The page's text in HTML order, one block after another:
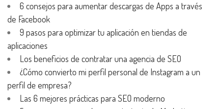
6 consejos para aumentar descargas de Apps a través
de Facebook
9 pasos para optimizar tu aplicación en tiendas de
aplicaciones
Los beneficios de contratar una agencia de SEO
¿Cómo convierto mi perfil personal de Instagram a un
perfil de empresa?
Las 6 mejores prácticas para SEO moderno